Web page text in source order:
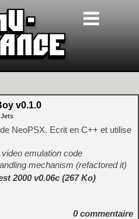
v0.1.0
NeoPSX. Ecrit en C++ et utilise
emulation code
mechanism (refactored it)
2000 v0.06c (267 Ko)
0commentaire